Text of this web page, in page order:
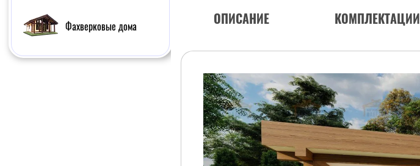
Фахверковые дома ОПИСАНИЕ КОМПЛЕКТАЦИИ